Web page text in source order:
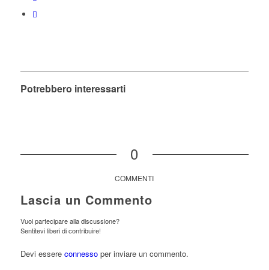
Potrebbero interessarti
0
COMMENTI
Lascia un Commento
Vuoi partecipare alla discussione?
Sentitevi liberi di contribuire!
Devi essere connessoper inviare un commento.